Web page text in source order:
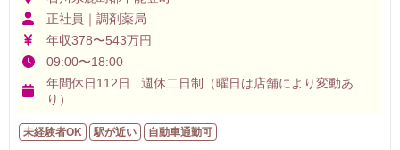
正社員｜調剤薬局
年収378〜543万円
09:00〜18:00
年間休日112日 週休二日制（曜日は店舗により変動あ
り）
未経験者OK 駅が近い 自動車通勤可